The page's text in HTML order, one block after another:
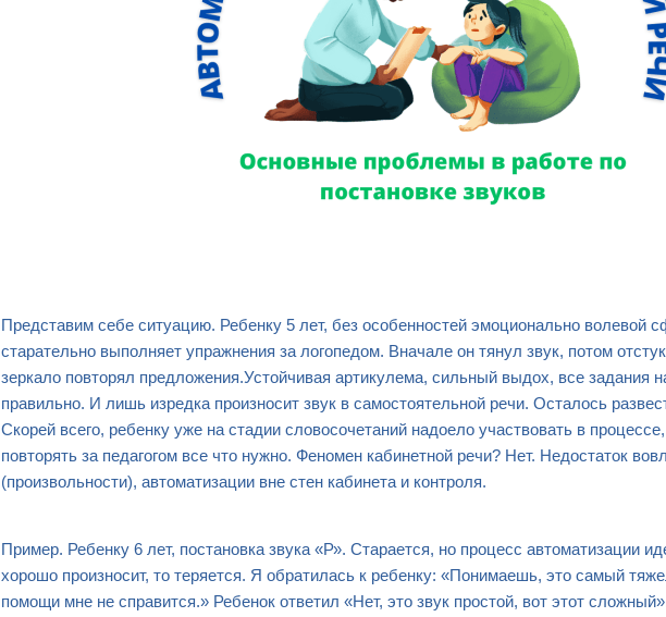
Представим себе ситуацию. Ребенку 5 лет, без особенностей эмоционально волевой
старательно выполняет упражнения за логопедом. Вначале он тянул звук, потом
зеркало повторял предложения.Устойчивая артикулема, сильный выдох, все задания
правильно. И лишь изредка произносит звук в самостоятельной речи. Осталось
Скорей всего, ребенку уже на стадии словосочетаний надоело участвовать в
повторять за педагогом все что нужно. Феномен кабинетной речи? Нет. Недостаток
(произвольности), автоматизации вне стен кабинета и контроля.
Пример. Ребенку 6 лет, постановка звука «Р». Старается, но процесс автоматизации
хорошо произносит, то теряется. Я обратилась к ребенку: «Понимаешь, это самый
помощи мне не справится.» Ребенок ответил «Нет, это звук простой, вот этот